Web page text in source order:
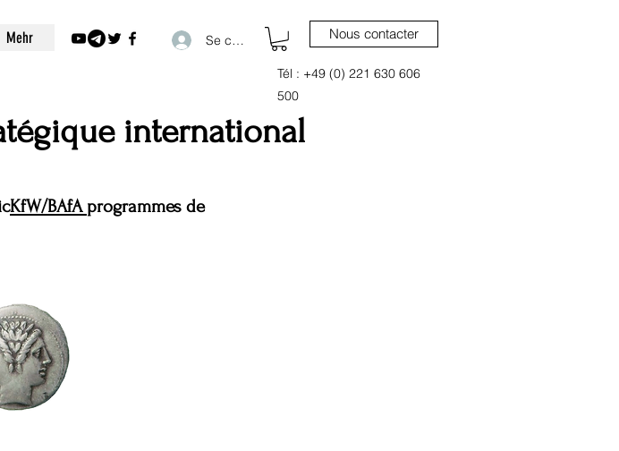
Mehr Se connecter Nous contacter
Tél : +49 (0) 221 630 606
500
international
KfW/BAfA programmes de